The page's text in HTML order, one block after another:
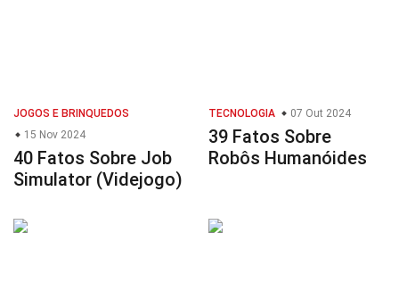
JOGOS E BRINQUEDOS
15 Nov 2024
40 Fatos Sobre Job
Simulator (Videjogo)
TECNOLOGIA 07 Out 2024
39 Fatos Sobre
Robôs Humanóides